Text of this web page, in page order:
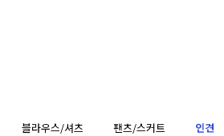
블라우스/셔츠 팬츠/스커트 인견